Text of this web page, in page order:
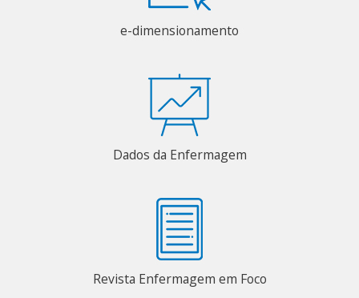
e-dimensionamento
Dados da Enfermagem
Revista Enfermagem em Foco